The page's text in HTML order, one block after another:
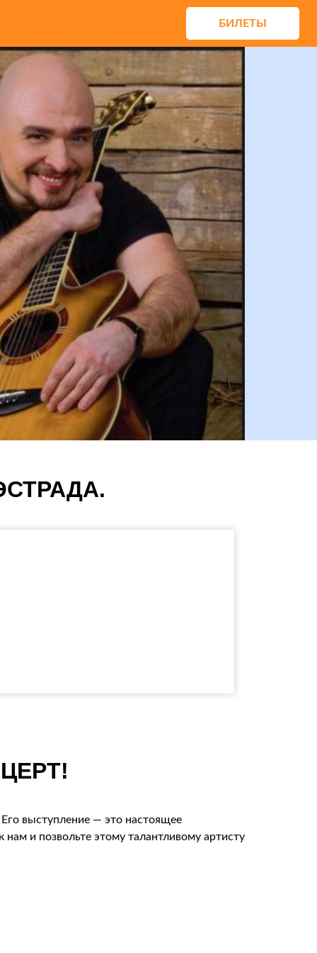
БИЛЕТЫ
выступление — это настоящее
и позвольте этому талантливому артисту